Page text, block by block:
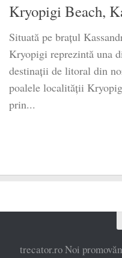
Kryopigi Beach,
Situată pe brațul
Kryopigi reprezintă una
destinații de litoral din
poalele localității
prin...
trecator.ro Noi